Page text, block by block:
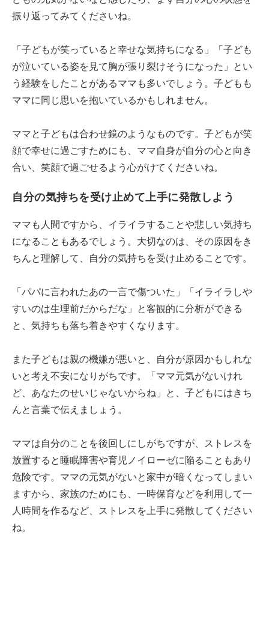
振り返ってみてくださいね。
「子どもが笑っていると幸せな気持ちになる」「子ども
が泣いている姿を見て胸が張り裂けそうになった」とい
う経験をしたことがあるママも多いでしょう。子どもも
ママに同じ思いを抱いているかもしれません。
ママと子どもは合わせ鏡のようなものです。子どもが笑
顔で幸せに過ごすためにも、ママ自身が自分の心と向き
合い、笑顔で過ごせるよう心がけてくださいね。
自分の気持ちを受け止めて上手に発散しよう
ママも人間ですから、イライラすることや悲しい気持ち
になることもあるでしょう。大切なのは、その原因をき
ちんと理解して、自分の気持ちを受け止めることです。
「パパに言われたあの一言で傷ついた」「イライラしや
すいのは生理前だからだな」と客観的に分析ができる
と、気持ちも落ち着きやすくなります。
また子どもは親の機嫌が悪いと、自分が原因かもしれな
いと考え不安になりがちです。「ママ元気がないけれ
ど、あなたのせいじゃないからね」と、子どもにはきち
んと言葉で伝えましょう。
ママは自分のことを後回しにしがちですが、ストレスを
放置すると睡眠障害や育児ノイローゼに陥ることもあり
危険です。ママの元気がないと家中が暗くなってしまい
ますから、家族のためにも、一時保育などを利用して一
人時間を作るなど、ストレスを上手に発散してください
ね。